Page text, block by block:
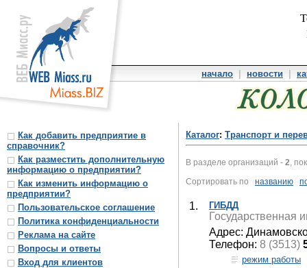
начало новости
Как добавить предприятие в
справочник?
Как разместить дополнительную
информацию о предприятии?
Как изменить информацию о
предприятии?
Пользовательское соглашение
Политика конфиденциальности
Реклама на сайте
Вопросы и ответы
Вход для клиентов
Каталог: Транспорт и
В разделе организаций - 2 ,
Сортировать по названию
1. ГИБДД
Государственная
Адрес:
Телефон: 8 (3513)
режим работы